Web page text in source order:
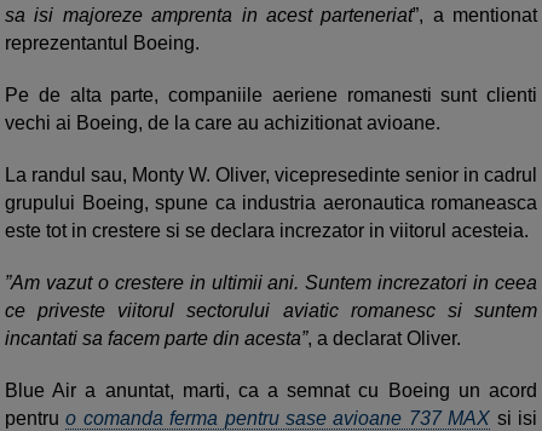
sa isi majoreze amprenta in acest parteneriat”, a mentionat
reprezentantul Boeing.
Pe de alta parte, companiile aeriene romanesti sunt clienti
vechi ai Boeing, de la care au achizitionat avioane.
La randul sau, Monty W. Oliver, vicepresedinte senior in cadrul
grupului Boeing, spune ca industria aeronautica romaneasca
este tot in crestere si se declara increzator in viitorul acesteia.
”Am vazut o crestere in ultimii ani. Suntem increzatori in ceea
ce priveste viitorul sectorului aviatic romanesc si suntem
incantati sa facem parte din acesta”, a declarat Oliver.
Blue Air a anuntat, marti, ca a semnat cu Boeing un acord
pentruo comanda ferma pentru sase avioane 737 MAX si isi